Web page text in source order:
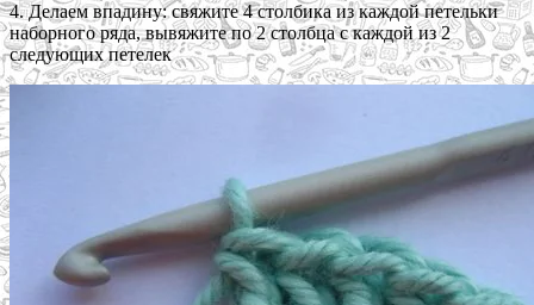
4. Делаем впадину: свяжите 4 столбика из каждой петельки
наборного ряда, вывяжите по 2 столбца с каждой из 2
следующих петелек